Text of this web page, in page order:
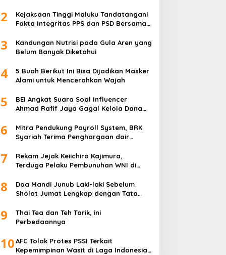
2
Kejaksaan Tinggi Maluku Tandatangani
Fakta Integritas PPS dan PSD Bersama
3
Kandungan Nutrisi pada Gula Aren yang
Belum Banyak Diketahui
4
5 Buah Berikut Ini Bisa Dijadikan Masker
Alami untuk Mencerahkan Wajah
5
BEI Angkat Suara Soal Influencer
Ahmad Rafif Jaya Gagal Kelola Dana
6
Mitra Pendukung Payroll System, BRK
Syariah Terima Penghargaan dair
7
Rekam Jejak Keiichiro Kajimura,
Terduga Pelaku Pembunuhan WNI di
8
Doa Mandi Junub Laki-laki Sebelum
Sholat Jumat Lengkap dengan Tata
9
Thai Tea dan Teh Tarik, ini
Perbedaannya
10AFC Tolak Protes PSSI Terkait
Kepemimpinan Wasit di Laga Indonesia